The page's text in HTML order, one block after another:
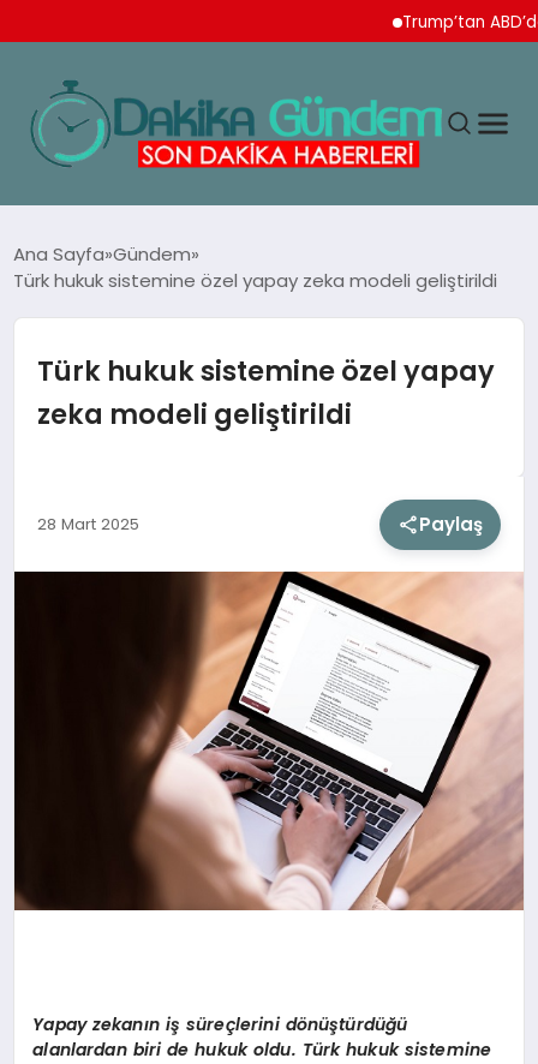
Trump’tan ABD’de
SPOR
EKONOMI
Ana Sayfa Gündem
Türk hukuk sistemine özel yapay zeka modeli geliştirildi
Türk hukuk sistemine özel yapay
zeka modeli geliştirildi
28 Mart 2025 Paylaş
Yapay zekanın iş süreçlerini dönüştürdüğü
alanlardan biri de hukuk oldu. Türk hukuk sistemine